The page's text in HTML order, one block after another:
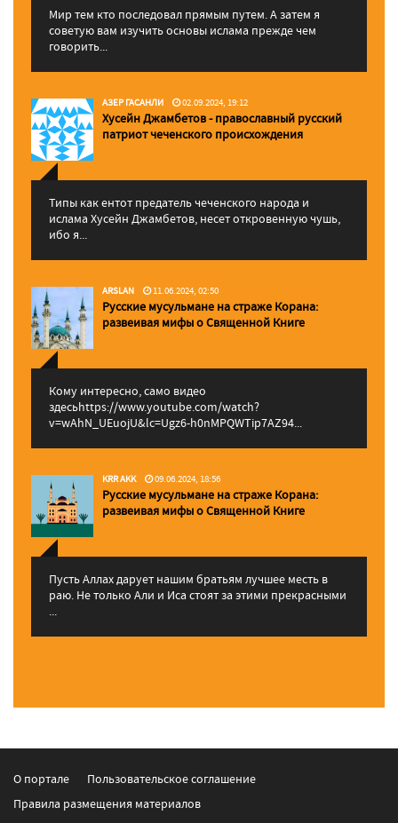
Мир тем кто последовал прямым путем. А затем я
советую вам изучить основы ислама прежде чем
говорить...
АЗЕР ГАСАНЛИ 02.09.2024, 19:12
Хусейн Джамбетов - православный русский
патриот чеченского происхождения
Типы как ентот предатель чеченского народа и
ислама Хусейн Джамбетов, несет откровенную чушь,
ибо я...
ARSLAN 11.06.2024, 02:50
Русские мусульмане на страже Корана:
pазвеивая мифы о Священной Книге
Кому интересно, само видео
здесьhttps://www.youtube.com/watch?
v=wAhN_UEuojU&lc=Ugz6-h0nMPQWTip7AZ94...
KRR AKK 09.06.2024, 18:56
Русские мусульмане на страже Корана:
pазвеивая мифы о Священной Книге
Пусть Аллах дарует нашим братьям лучшее месть в
раю. Не только Али и Иса стоят за этими прекрасными
...
О портале
Пользовательское соглашение
Правила размещения материалов